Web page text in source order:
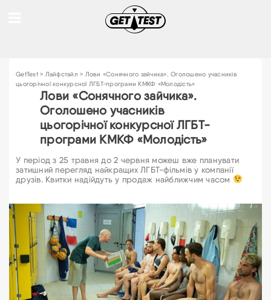
GetTest> Лайфстайл > Лови «Сонячного зайчика». Оголошено учасників
цьогорічної конкурсної ЛГБТ-програми КМКФ «Молодість»
Лови «Сонячного зайчика».
Оголошено учасників
цьогорічної конкурсної ЛГБТ-
програми КМКФ «Молодість»
У період з 25 травня до 2 червня можеш вже планувати
затишний перегляд найкращих ЛГБТ-фільмів у компанії
друзів. Квитки надійдуть у продаж найближчим часом